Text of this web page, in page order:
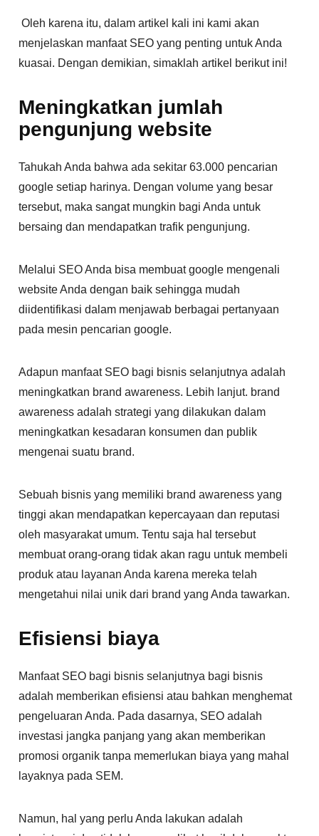
Oleh karena itu, dalam artikel kali ini kami akan
menjelaskan manfaat SEO yang penting untuk Anda
kuasai. Dengan demikian, simaklah artikel berikut ini!
Meningkatkan jumlah
pengunjung website
Tahukah Anda bahwa ada sekitar 63.000 pencarian
google setiap harinya. Dengan volume yang besar
tersebut, maka sangat mungkin bagi Anda untuk
bersaing dan mendapatkan trafik pengunjung.
Melalui SEO Anda bisa membuat google mengenali
website Anda dengan baik sehingga mudah
diidentifikasi dalam menjawab berbagai pertanyaan
pada mesin pencarian google.
Adapun manfaat SEO bagi bisnis selanjutnya adalah
meningkatkan brand awareness. Lebih lanjut. brand
awareness adalah strategi yang dilakukan dalam
meningkatkan kesadaran konsumen dan publik
mengenai suatu brand.
Sebuah bisnis yang memiliki brand awareness yang
tinggi akan mendapatkan kepercayaan dan reputasi
oleh masyarakat umum. Tentu saja hal tersebut
membuat orang-orang tidak akan ragu untuk membeli
produk atau layanan Anda karena mereka telah
mengetahui nilai unik dari brand yang Anda tawarkan.
Efisiensi biaya
Manfaat SEO bagi bisnis selanjutnya bagi bisnis
adalah memberikan efisiensi atau bahkan menghemat
pengeluaran Anda. Pada dasarnya, SEO adalah
investasi jangka panjang yang akan memberikan
promosi organik tanpa memerlukan biaya yang mahal
layaknya pada SEM.
Namun, hal yang perlu Anda lakukan adalah